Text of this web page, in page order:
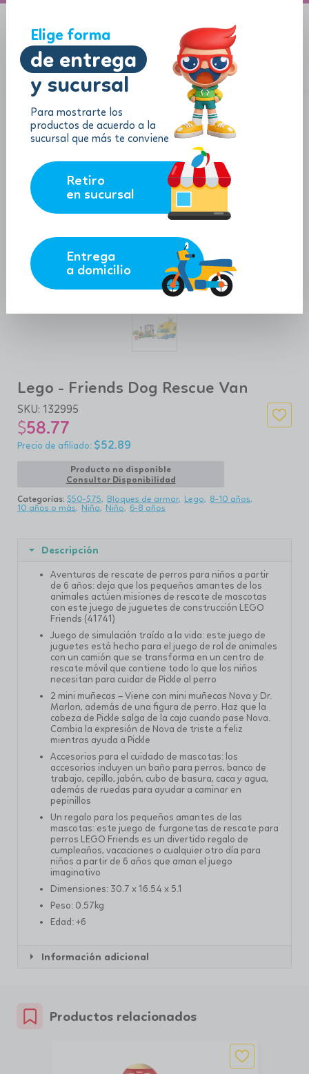
Elige forma
de entrega
y sucursal
Para mostrarte los
productos de acuerdo a la
sucursal que más te conviene
Retiro
en sucursal
Entrega
a domicilio
Lego - Friends Dog Rescue Van
SKU: 132995
$58.77
$52.89
Producto no disponible
Consultar Disponibilidad
Categorías: $50-$75 Bloques de armar Lego
8-10 años
10 años o más
Niña Niño 6-8 años
Descripción
Aventuras de rescate de perros para niños a partir
de 6 años: deja que los pequeños amantes de los
animales actúen misiones de rescate de mascotas
con este juego de juguetes de construcción LEGO
Friends (41741)
Juego de simulación traído a la vida: este juego de
juguetes está hecho para el juego de rol de animales
con un camión que se transforma en un centro de
rescate móvil que contiene todo lo que los niños
necesitan para cuidar de Pickle al perro
2 mini muñecas – Viene con mini muñecas Nova y Dr.
Marlon, además de una figura de perro. Haz que la
cabeza de Pickle salga de la caja cuando pase Nova.
Cambia la expresión de Nova de triste a feliz
mientras ayuda a Pickle
Accesorios para el cuidado de mascotas: los
accesorios incluyen un baño para perros, banco de
trabajo, cepillo, jabón, cubo de basura, caca y agua,
además de ruedas para ayudar a caminar en
pepinillos
Un regalo para los pequeños amantes de las
mascotas: este juego de furgonetas de rescate para
perros LEGO Friends es un divertido regalo de
cumpleaños, vacaciones o cualquier otro día para
niños a partir de 6 años que aman el juego
imaginativo
Dimensiones: 30.7 x 16.54 x 5.1
Peso: 0.57kg
Edad: +6
Información adicional
Productos relacionados